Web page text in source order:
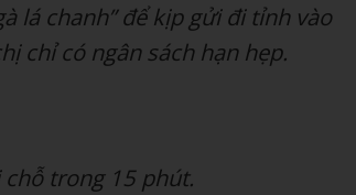
lá chanh” để kịp gửi đi tỉnh vào
chỉ có ngân sách hạn hẹp.
trong 15 phút.